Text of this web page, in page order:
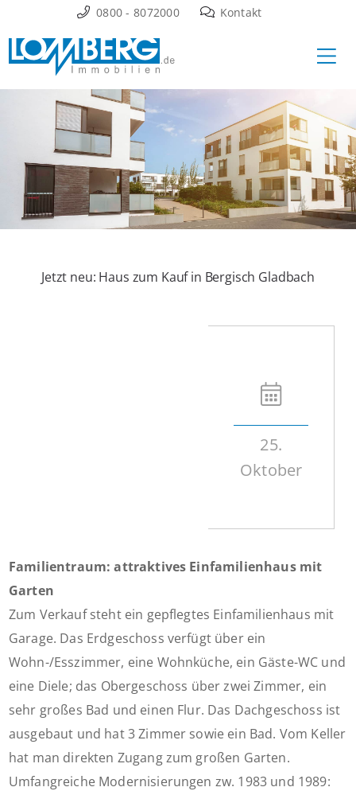
Inhalt
springen
0800 - 8072000 Kontakt
Jetzt neu: Haus zum Kauf in Bergisch Gladbach
25.
Oktober
Familientraum: attraktives Einfamilienhaus mit
Garten
Zum Verkauf steht ein gepflegtes Einfamilienhaus mit
Garage. Das Erdgeschoss verfügt über ein
Wohn-/Esszimmer, eine Wohnküche, ein Gäste-WC und
eine Diele; das Obergeschoss über zwei Zimmer, ein
sehr großes Bad und einen Flur. Das Dachgeschoss ist
ausgebaut und hat 3 Zimmer sowie ein Bad. Vom Keller
hat man direkten Zugang zum großen Garten.
Umfangreiche Modernisierungen zw. 1983 und 1989: